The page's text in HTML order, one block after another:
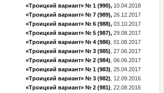
«Троицкий вариант» № 1 (990), 10.04.2018
«Троицкий вариант» № 7 (989), 26.12.2017
«Троицкий вариант» № 6 (988), 03.10.2017
«Троицкий вариант» № 5 (987), 29.08.2017
«Троицкий вариант» № 4 (986) , 01.08.2017
«Троицкий вариант» № 3 (985) , 27.06.2017
«Троицкий вариант» № 2 (984) , 06.06.2017
«Троицкий вариант» № 1 (983) , 25.04.2017
«Троицкий вариант» № 3 (982) , 12.09.2016
«Троицкий вариант» № 2 (981) , 22.08.2016